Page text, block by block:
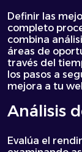
Definir las
completo
combina
áreas de
través del
los pasos a
mejora a tu
Análisis
Evalúa el